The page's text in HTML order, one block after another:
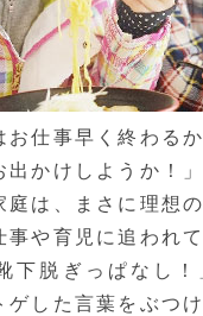
お仕事早く終わる
出かけしようか！
庭は、まさに理想
事や育児に追われ
下脱ぎっぱなし！
ゲした言葉をぶつ